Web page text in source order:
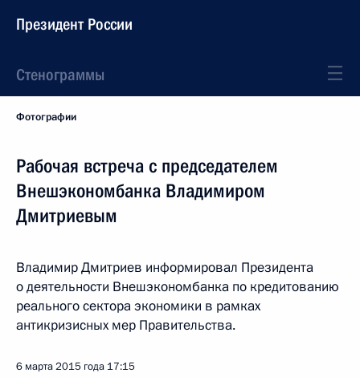
Президент России
Стенограммы
Фотографии
Рабочая встреча с председателем
Внешэкономбанка Владимиром
Дмитриевым
Владимир Дмитриев информировал Президента
о деятельности Внешэкономбанка по кредитованию
реального сектора экономики в рамках
антикризисных мер Правительства.
6 марта 2015 года 17:15